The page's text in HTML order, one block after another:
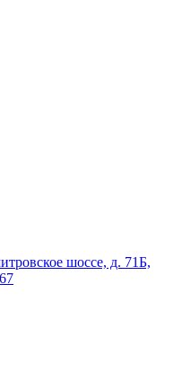
шоссе, д. 71Б,